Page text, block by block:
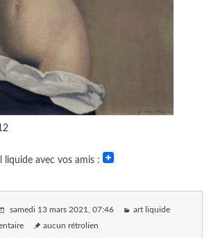
liquide avec vos amis :
samedi 13 mars 2021, 07:46 art liquide
aucun rétrolien